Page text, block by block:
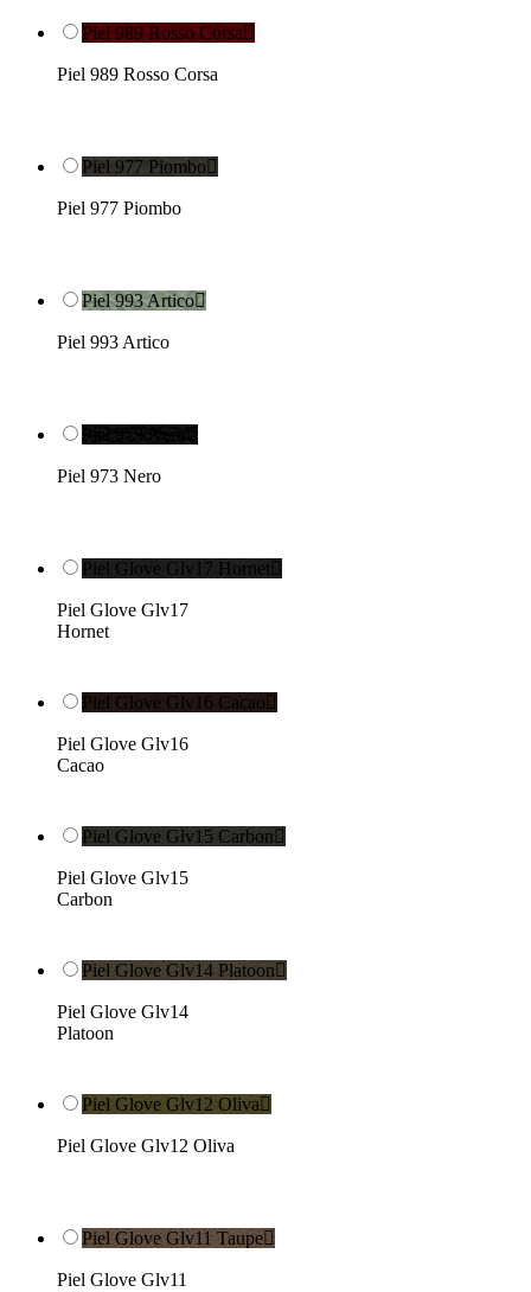
Piel 989 Rosso Corsa
Piel 989 Rosso Corsa
Piel 977 Piombo
Piel 977 Piombo
Piel 993 Artico
Piel 993 Artico
Piel 973 Nero
Piel 973 Nero
Piel Glove Glv17 Hornet
Piel Glove Glv17
Hornet
Piel Glove Glv16 Cacao 
Piel Glove Glv16
Cacao
Piel Glove Glv15 Carbon
Piel Glove Glv15
Carbon
Piel Glove Glv14 Platoon
Piel Glove Glv14
Platoon
Piel Glove Glv12 Oliva
Piel Glove Glv12 Oliva
Piel Glove Glv11 Taupe
Piel Glove Glv11